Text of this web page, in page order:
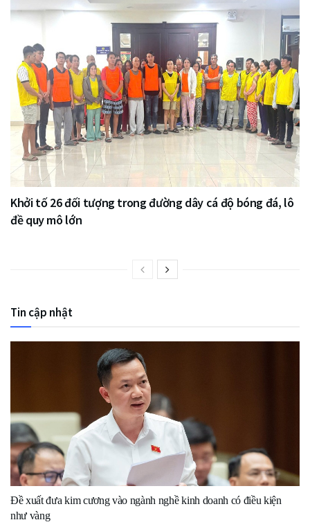
Khởi tố 26 đối tượng trong đường dây cá độ bóng đá, lô
đề quy mô lớn
Tin cập nhật
Đề xuất đưa kim cương vào ngành nghề kinh doanh có điều kiện
như vàng